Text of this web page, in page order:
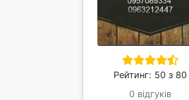
Рейтинг: 50 з 80
0 відгуків